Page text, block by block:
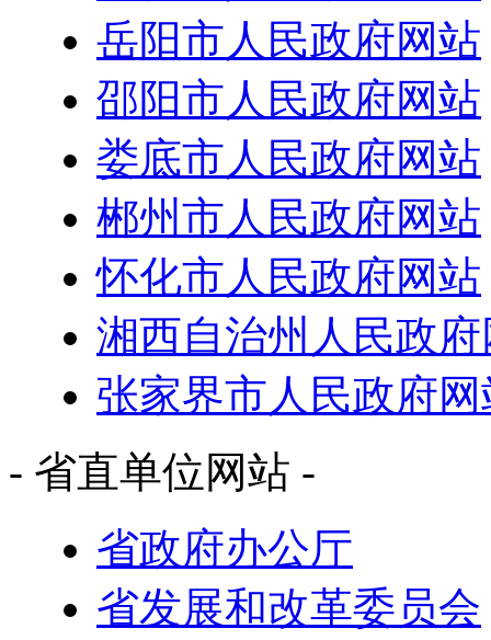
岳阳市人民政府网站
邵阳市人民政府网站
娄底市人民政府网站
郴州市人民政府网站
怀化市人民政府网站
湘西自治州人民政
张家界市人民政府网
- 省直单位网站 -
省政府办公厅
省发展和改革委员会